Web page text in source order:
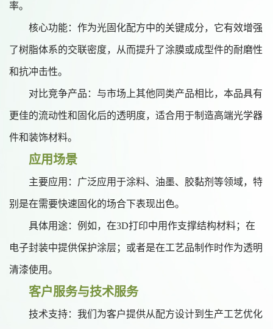
率。
核心功能：作为光固化配方中的关键成分，它有效增强
了树脂体系的交联密度，从而提升了涂膜或成型件的耐磨性
和抗冲击性。
对比竞争产品：与市场上其他同类产品相比，本品具有
更佳的流动性和固化后的透明度，适合用于制造高端光学器
件和装饰材料。
应用场景
主要应用：广泛应用于涂料、油墨、胶黏剂等领域，特
别是在需要快速固化的场合下表现出色。
具体用途：例如，在3D打印中用作支撑结构材料；在
电子封装中提供保护涂层；或者是在工艺品制作时作为透明
清漆使用。
客户服务与技术服务
技术支持：我们为客户提供从配方设计到生产工艺优化